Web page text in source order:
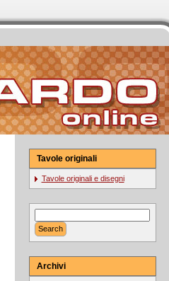
Tavole originali
Tavole originali e disegni
Archivi